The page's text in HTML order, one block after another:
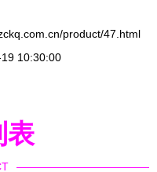
product/47.html
10:30:00
表